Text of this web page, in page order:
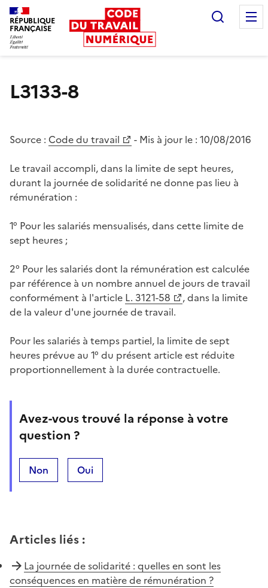
RÉPUBLIQUE
FRANÇAISE
L3133-8
Source : Code du travail - Mis à jour le : 10/08/2016
Le travail accompli, dans la limite de sept heures,
durant la journée de solidarité ne donne pas lieu à
rémunération :
1° Pour les salariés mensualisés, dans cette limite de
sept heures ;
2° Pour les salariés dont la rémunération est calculée
par référence à un nombre annuel de jours de travail
conformément à l'article L. 3121-58
, dans la limite
de la valeur d'une journée de travail.
Pour les salariés à temps partiel, la limite de sept
heures prévue au 1° du présent article est réduite
proportionnellement à la durée contractuelle.
Avez-vous trouvé la réponse à votre
question ?
Non Oui
Articles liés :
La journée de solidarité : quelles en sont les
conséquences en matière de rémunération ?